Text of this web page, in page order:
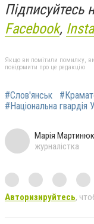
Підписуйтесь
Facebook,
Якщо ви помітили помилку,
повідомити про це редакцію
#Слов'янськ
#Національна гвардія
Марія Мартинюк
журналістка
Авторизируйтесь,